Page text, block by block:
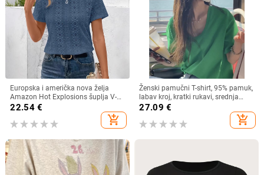
Europska i američka nova želja
Amazon Hot Explosions šuplja V-
izrez kratkih rukava s uskim
rukavima i šišmiš rukavima, nova
majica
22.54€
add_shopping_cart
Ženski pamučni T-shirt, 95% pamuk,
labav kroj, kratki rukavi, srednja
duljina, okrugli izrez
27.09 €
add_shopping_cart